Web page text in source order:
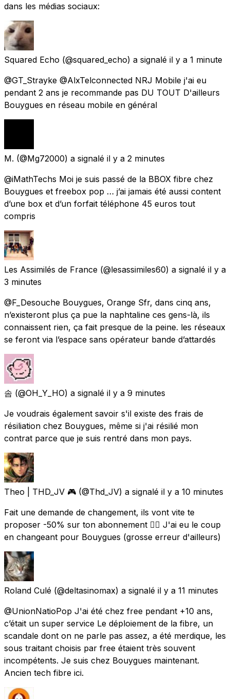
dans les médias sociaux:
Squared Echo (@squared_echo) a signalé il y a 1 minute
@GT_Strayke @AlxTelconnected NRJ Mobile j'ai eu
pendant 2 ans je recommande pas DU TOUT D'ailleurs
Bouygues en réseau mobile en général
M. (@Mg72000) a signalé il y a 2 minutes
@iMathTechs Moi je suis passé de la BBOX fibre chez
Bouygues et freebox pop … j’ai jamais été aussi content
d’une box et d’un forfait téléphone 45 euros tout
compris
Les Assimilés de France (@lesassimiles60) a signalé il y a
3 minutes
@F_Desouche Bouygues, Orange Sfr, dans cinq ans,
n’existeront plus ça pue la naphtaline ces gens-là, ils
connaissent rien, ça fait presque de la peine. les réseaux
se feront via l’espace sans opérateur bande d’attardés
솜 (@OH_Y_HO) a signalé il y a 9 minutes
Je voudrais également savoir s'il existe des frais de
résiliation chez Bouygues, même si j'ai résilié mon
contrat parce que je suis rentré dans mon pays.
Theo | THD_JV 🎮 (@Thd_JV) a signalé il y a 10 minutes
Fait une demande de changement, ils vont vite te
proposer -50% sur ton abonnement 👍🏻 J'ai eu le coup
en changeant pour Bouygues (grosse erreur d'ailleurs)
Roland Culé (@deltasinomax) a signalé il y a 11 minutes
@UnionNatioPop J'ai été chez free pendant +10 ans,
c’était un super service Le déploiement de la fibre, un
scandale dont on ne parle pas assez, a été merdique, les
sous traitant choisis par free étaient très souvent
incompétents. Je suis chez Bouygues maintenant.
Ancien tech fibre ici.